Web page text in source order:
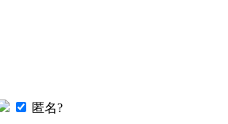
匿名?